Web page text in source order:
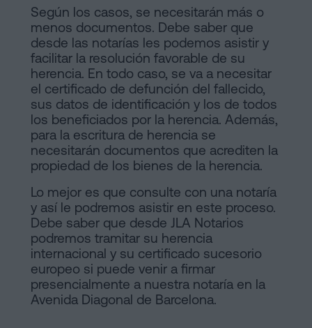
Según los casos, se necesitarán más o
menos documentos. Debe saber que
desde las notarías les podemos asistir y
facilitar la resolución favorable de su
herencia. En todo caso, se va a necesitar
el certificado de defunción del fallecido,
sus datos de identificación y los de todos
los beneficiados por la herencia. Además,
para la escritura de herencia se
necesitarán documentos que acrediten la
propiedad de los bienes de la herencia.
Lo mejor es que consulte con una notaría
y así le podremos asistir en este proceso.
Debe saber que desde JLA Notarios
podremos tramitar su herencia
internacional y su certificado sucesorio
europeo si puede venir a firmar
presencialmente a nuestra notaría en la
Avenida Diagonal de Barcelona.